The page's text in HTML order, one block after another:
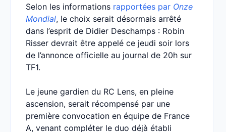
Selon les informations rapportées par Onze
Mondial, le choix serait désormais arrêté
dans l’esprit de Didier Deschamps : Robin
Risser devrait être appelé ce jeudi soir lors
de l’annonce officielle au journal de 20h sur
TF1.
Le jeune gardien du RC Lens, en pleine
ascension, serait récompensé par une
première convocation en équipe de France
A, venant compléter le duo déjà établi